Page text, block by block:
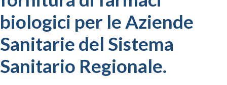
biologici per le Aziende
Sanitarie del Sistema
Sanitario Regionale.